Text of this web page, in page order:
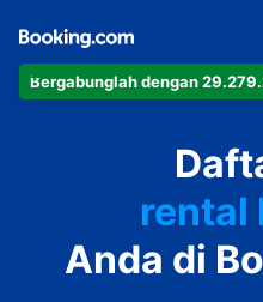
Bergabunglah dengan
rental
guest
Anda di